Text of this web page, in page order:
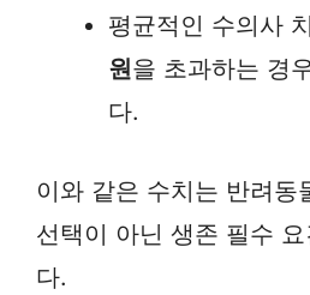
평균적인 수의사
원을 초과하는 경
다.
이와 같은 수치는 반려동
선택이 아닌 생존 필수
다.